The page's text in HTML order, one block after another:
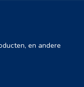
en andere